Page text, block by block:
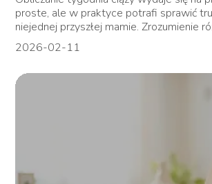
proste, ale w praktyce potrafi sprawić
niejednej przyszłej mamie. Zrozumienie
2026-02-11